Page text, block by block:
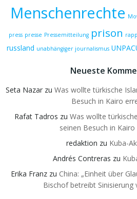
Menschenrechte
press presse Pressemitteilung prison
russland unabhängiger journalismus
Neueste
Seta Nazar zu Was wollte türkische
Besuch in Kairo
Rafat Tadros zu Was wollte
seinen Besuch in Kairo
redaktion zu Kuba-
Andrés Contreras zu
Erika Franz zu China: „Einheit über
Bischof betreibt Sinisierung